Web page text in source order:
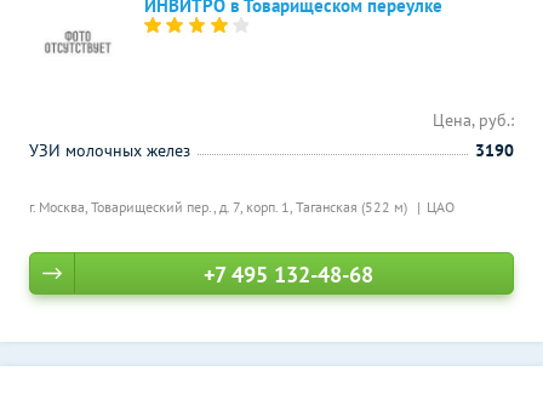
ИНВИТРО в Товарищеском переулке
г. Москва, Товарищеский пер., д. 7, корп. 1, Таганская (522 м) ЦАО
Цена, руб.:
УЗИ молочных желез
3190
+7 495 132-48-68